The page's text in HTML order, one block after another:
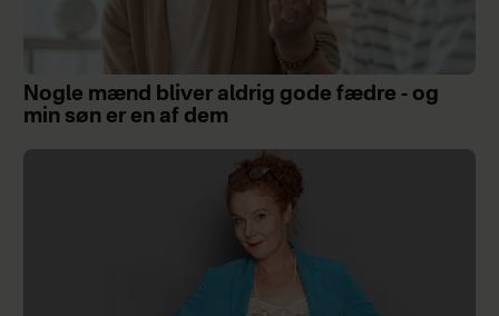
Nogle mænd bliver aldrig gode fædre - og
min søn er en af dem